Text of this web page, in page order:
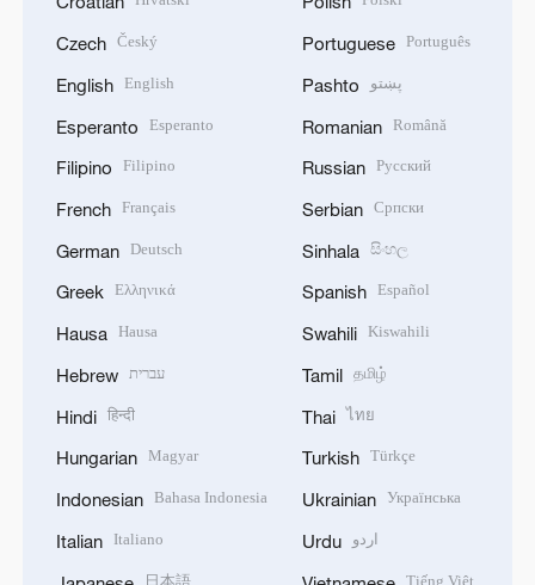
Czech Český
English English
Esperanto Esperanto
Filipino Filipino
French Français
German Deutsch
Greek Ελληνικά
Hausa Hausa
Hebrew עברית
Hindi हिन्दी
Hungarian Magyar
Indonesian Bahasa Indonesia
Italian Italiano
Portuguese Português
Pashto پښتو
Romanian Română
Russian Русский
Serbian Српски
Sinhala සිංහල
Spanish Español
Swahili Kiswahili
Tamil தமிழ்
Thai ไทย
Turkish Türkçe
Ukrainian Українська
Urdu اردو